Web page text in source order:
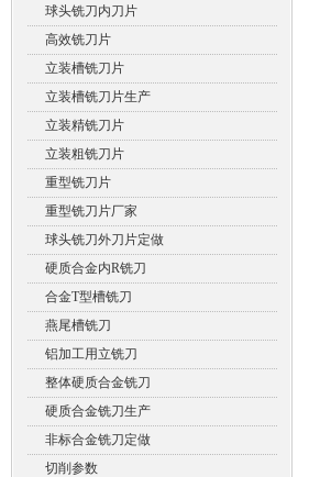
球头铣刀内刀片
高效铣刀片
立装槽铣刀片
立装槽铣刀片生产
立装精铣刀片
立装粗铣刀片
重型铣刀片
重型铣刀片厂家
球头铣刀外刀片定做
硬质合金内R铣刀
合金T型槽铣刀
燕尾槽铣刀
铝加工用立铣刀
整体硬质合金铣刀
硬质合金铣刀生产
非标合金铣刀定做
切削参数